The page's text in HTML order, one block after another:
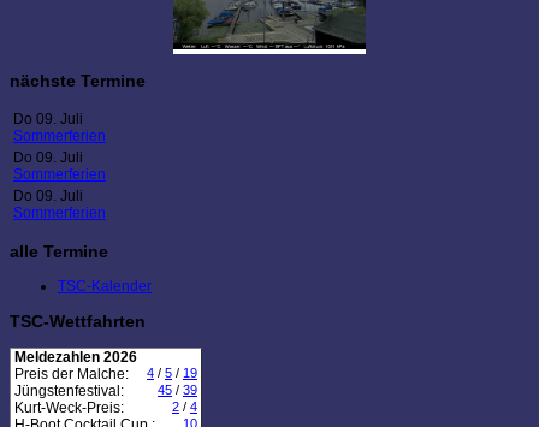
nächste Termine
Do 09. Juli
Sommerferien
Do 09. Juli
Sommerferien
Do 09. Juli
Sommerferien
alle Termine
TSC-Kalender
TSC-Wettfahrten
Meldezahlen 2026
Preis der Malche:
4 / 5 / 19
Jüngstenfestival: 45 / 39
Kurt-Weck-Preis: 2 / 4
10